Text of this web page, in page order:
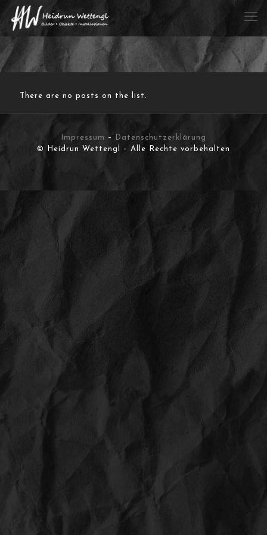
There are no posts on the list.
Impressum –
Datenschutzerklärung
© Heidrun Wettengl – Alle Rechte vorbehalten